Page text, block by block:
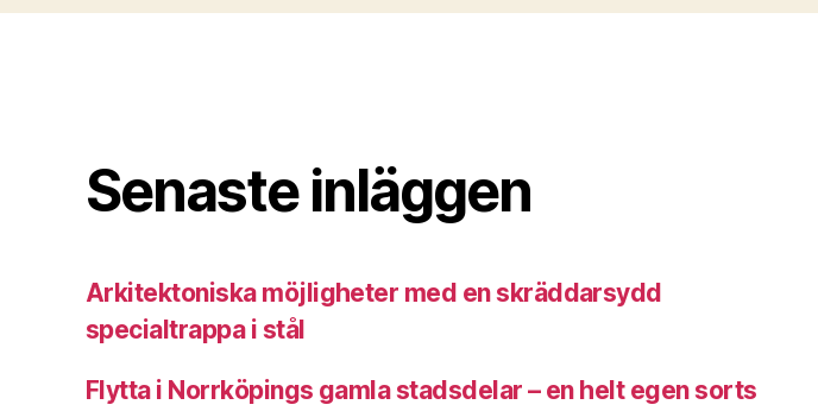
Senaste inläggen
Arkitektoniska möjligheter med en skräddarsydd
specialtrappa i stål
Flytta i Norrköpings gamla stadsdelar – en helt egen sorts